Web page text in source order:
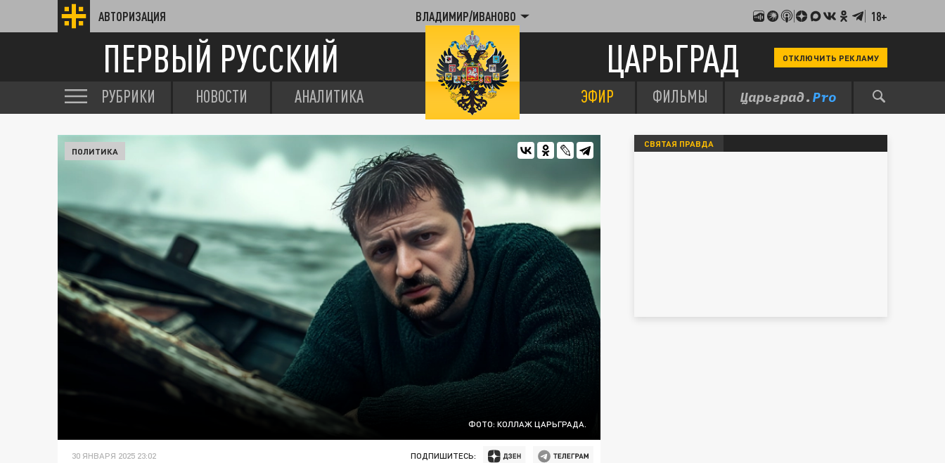
АВТОРИЗАЦИЯ ВЛАДИМИР/ИВАНОВО 18+
ПЕРВЫЙ РУССКИЙ ЦАРЬГРАД ОТКЛЮЧИТЬ РЕКЛАМУ
РУБРИКИ НОВОСТИ АНАЛИТИКА ЭФИР ФИЛЬМЫ
ФОТО: КОЛЛАЖ ЦАРЬГРАДА.
ПОЛИТИКА
30 ЯНВАРЯ 2025 23:02 ПОДПИШИТЕСЬ:
СВЯТАЯ ПРАВДА